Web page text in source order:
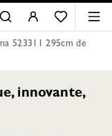
523311 295cm de
innovante,